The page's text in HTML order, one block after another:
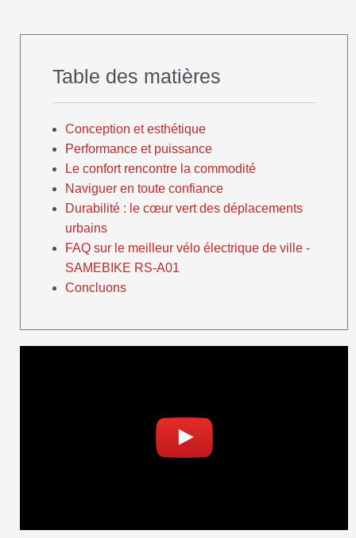
Table des matières
Conception et esthétique
Performance et puissance
Le confort rencontre la commodité
Naviguer en toute confiance
Durabilité : le cœur vert des déplacements
urbains
FAQ sur le meilleur vélo électrique de ville -
SAMEBIKE RS-A01
Concluons